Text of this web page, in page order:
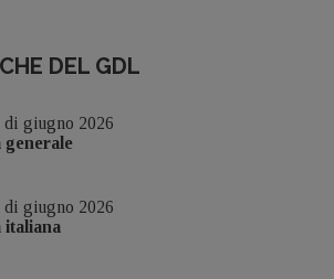
DEL GDL
giugno 2026
generale
giugno 2026
italiana